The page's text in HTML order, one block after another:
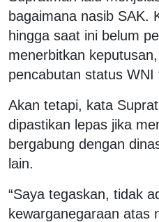
bagaimana nasib SAK.
hingga saat ini belum
menerbitkan
pencabutan status WNI
Akan tetapi, kata
dipastikan lepas jika
bergabung dengan
lain.
“Saya tegaskan, tidak
kewarganegaraan atas